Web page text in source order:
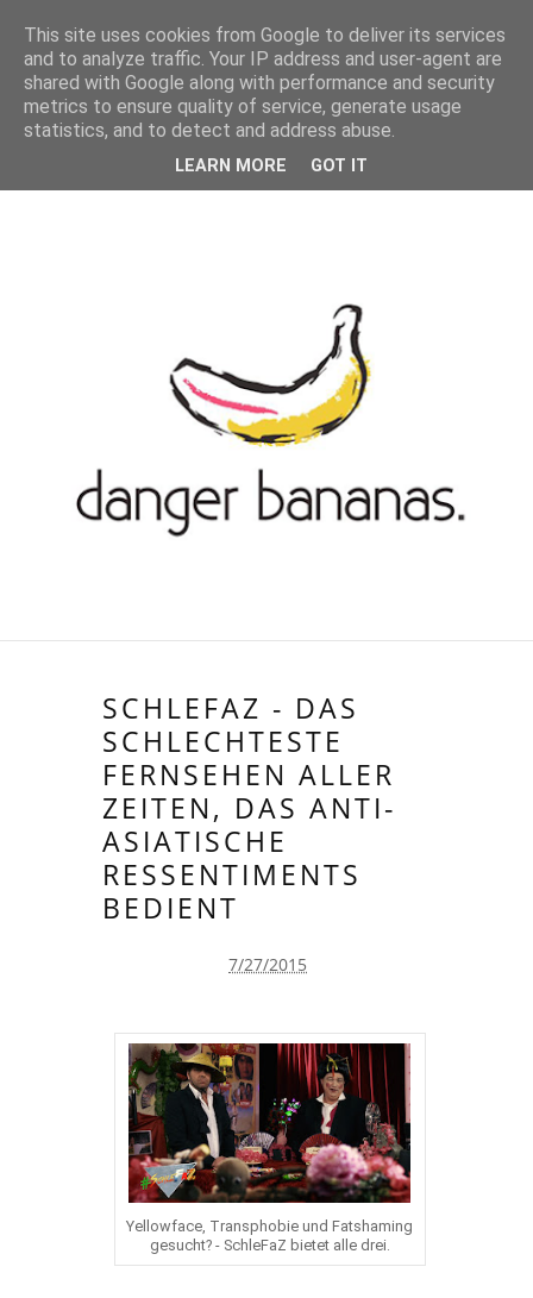
MENU
SCHLEFAZ - DAS
SCHLECHTESTE
FERNSEHEN ALLER
ZEITEN, DAS ANTI-
ASIATISCHE
RESSENTIMENTS
BEDIENT
7/27/2015
Yellowface, Transphobie und Fatshaming
gesucht? - SchleFaZ bietet alle drei.
This site uses cookies from Google to deliver its services
and to analyze traffic. Your IP address and user-agent are
shared with Google along with performance and security
metrics to ensure quality of service, generate usage
statistics, and to detect and address abuse.
LEARN MORE GOT IT